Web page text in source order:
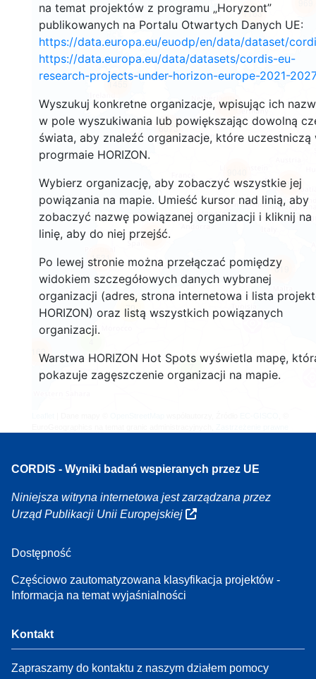
na temat projektów z programu „Horyzont”
publikowanych na Portalu Otwartych Danych UE:
https://data.europa.eu/euodp/en/data/dataset/
https://data.europa.eu/data/datasets/cordis-eu-
research-projects-under-horizon-europe-2021-2027
Wyszukuj konkretne organizacje, wpisując ich
w pole wyszukiwania lub powiększając dowolną
świata, aby znaleźć organizacje, które uczestniczą
progrmaie HORIZON.
Wybierz organizację, aby zobaczyć wszystkie jej
powiązania na mapie. Umieść kursor nad linią, aby
zobaczyć nazwę powiązanej organizacji i kliknij na
linię, aby do niej przejść.
Po lewej stronie można przełączać pomiędzy
widokiem szczegółowych danych wybranej
organizacji (adres, strona internetowa i lista
HORIZON) oraz listą wszystkich powiązanych
organizacji.
Warstwa HORIZON Hot Spots wyświetla mapę,
pokazuje zagęszczenie organizacji na mapie.
7
160
70
1531
619
1163
10720
1455
6073
6258
7001
CORDIS - Wyniki badań wspieranych przez UE
Niniejsza witryna internetowa jest zarządzana przez
Urząd Publikacji Unii Europejskiej
Dostępność
Częściowo zautomatyzowana klasyfikacja projektów -
Informacja na temat wyjaśnialności
Kontakt
Zapraszamy do kontaktu z naszym działem pomocy